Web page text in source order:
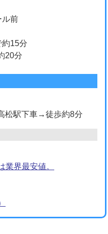
ル前
15分
分
松駅下車→徒歩約8分
業界最安値。